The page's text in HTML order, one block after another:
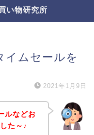
い物研究所
イムセールを
2021年1月9日
ルなどお
た～♪